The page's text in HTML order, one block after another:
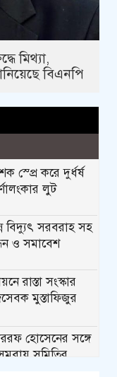
মিথ্যা,
বিএনপি
স্প্রে করে দুর্ধর্ষ
লুট
বিদ্যুৎ সরবরাহ সহ
ও সমাবেশ
রাস্তা সংস্কার
মুস্তাফিজুর
হোসেনের সঙ্গে
সমিতির